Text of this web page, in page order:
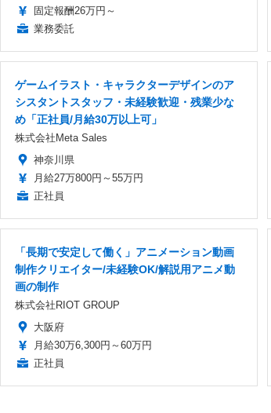
固定報酬26万円～
業務委託
ゲームイラスト・キャラクターデザインのア
シスタントスタッフ・未経験歓迎・残業少な
め「正社員/月給30万以上可」
株式会社Meta Sales
神奈川県
月給27万800円～55万円
正社員
「長期で安定して働く」アニメーション動画
制作クリエイター/未経験OK/解説用アニメ動
画の制作
株式会社RIOT GROUP
大阪府
月給30万6,300円～60万円
正社員